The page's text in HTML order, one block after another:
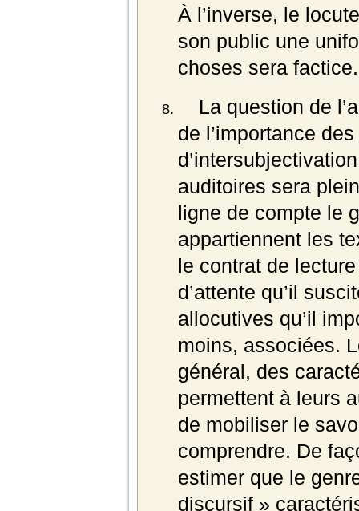
À l’inverse, le
son public une
choses sera factice.
La question de
de l’importance
auditoires sera
ligne de compte le
appartiennent les
le contrat de
d’attente qu’il
allocutives qu’il
moins, associées.
général, des
permettent à leurs
de mobiliser le
comprendre. De
estimer que le
discursif »